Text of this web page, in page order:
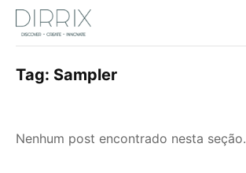
Tag: Sampler
Nenhum post encontrado nesta seção.